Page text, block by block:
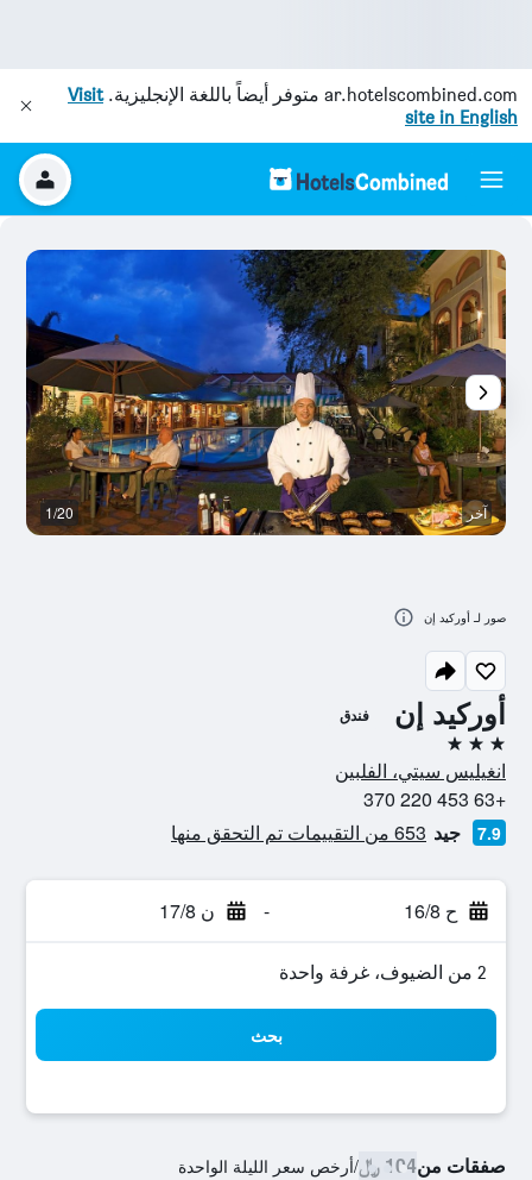
ar.hotelscombined.com متوفر أيضاً باللغة الإنجليزية.Visit
site in English
أوركيد إن فندق
3 نجوم
انغيليس سيتي، الفلبين
+63 453 220 370
7.9 جيد 653 من التقييمات تم التحقق منها
ح 16/8 - ن 17/8
2 من الضيوف، غرفة واحدة
بحث
صفقات من104 ﷼ /أرخص سعر الليلة الواحدة
آخر 1/20
صور لـ أوركيد إن